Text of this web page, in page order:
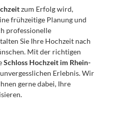
zum Erfolg wird,
frühzeitige Planung und
professionelle
Sie Ihre Hochzeit nach
Mit der richtigen
Schloss Hochzeit im Rhein-
Erlebnis. Wir
gerne dabei, Ihre